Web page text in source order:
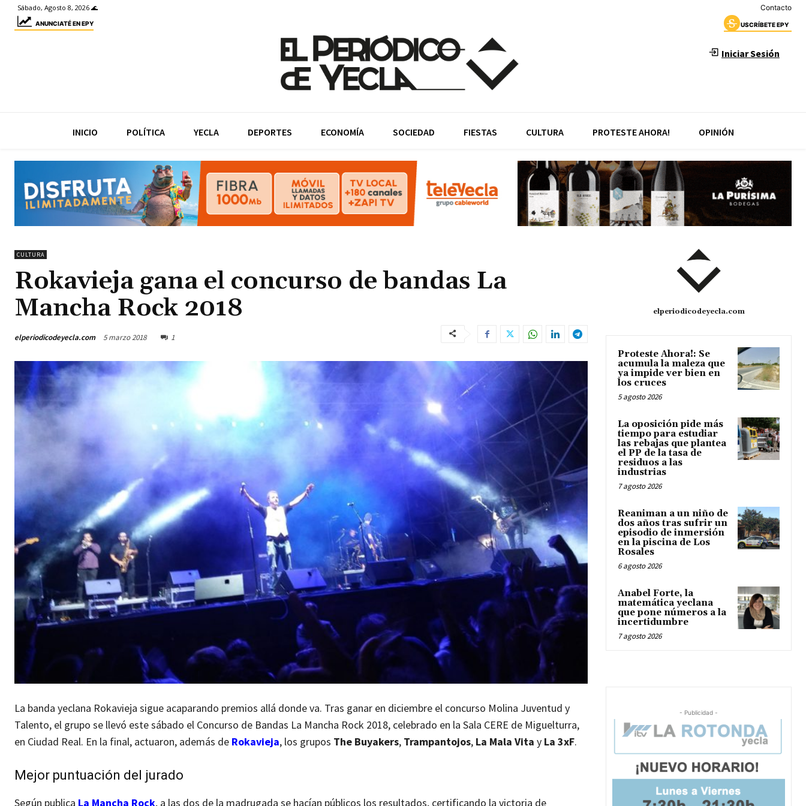
Sábado, Agosto 8, 2026 🌊 Contacto
ANUNCIATÉ EN EPY USCRÍBETE EPY
Iniciar Sesión
INICIO POLÍTICA YECLA DEPORTES ECONOMÍA SOCIEDAD FIESTAS CULTURA PROTESTE AHORA! OPINIÓN
CULTURA
Rokavieja gana el concurso de bandas La
Mancha Rock 2018
elperiodicodeyecla.com 5 marzo 2018 1
La banda yeclana Rokavieja sigue acaparando premios allá donde va. Tras ganar en diciembre el concurso Molina Juventud y
Talento, el grupo se llevó este sábado el Concurso de Bandas La Mancha Rock 2018, celebrado en la Sala CERE de Miguelturra,
en Ciudad Real. En la final, actuaron, además de Rokavieja, los grupos The Buyakers, Trampantojos, La Mala Vita y La 3xF.
Mejor puntuación del jurado
Según publica La Mancha Rock, a las dos de la madrugada se hacían públicos los resultados, certificando la victoria de
elperiodicodeyecla.com
Proteste Ahora!: Se
acumula la maleza que
ya impide ver bien en
los cruces
5 agosto 2026
La oposición pide más
tiempo para estudiar
las rebajas que plantea
el PP de la tasa de
residuos a las
industrias
7 agosto 2026
Reaniman a un niño de
dos años tras sufrir un
episodio de inmersión
en la piscina de Los
Rosales
6 agosto 2026
Anabel Forte, la
matemática yeclana
que pone números a la
incertidumbre
7 agosto 2026
- Publicidad -